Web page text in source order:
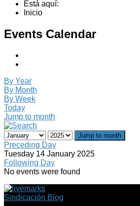
Está aquí:
Inicio
Events Calendar
By Year
By Month
By Week
Today
Jump to month
Jump to month
Preceding Day
Tuesday 14 January 2025
Following Day
No events were found
Sindicación Blog